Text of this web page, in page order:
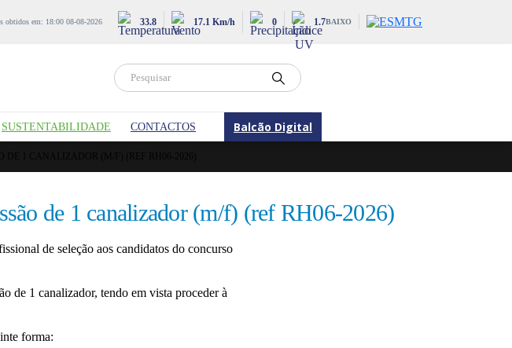
obtidos em: 18:00 08-08-2026 33.8 17.1 Km/h 0 1.7BAIXO
SUSTENTABILIDADE CONTACTOS Balcão Digital
de 1 canalizador (m/f) (ref RH06-2026)
de seleção aos candidatos do concurso
de 1 canalizador, tendo em vista proceder à
forma: